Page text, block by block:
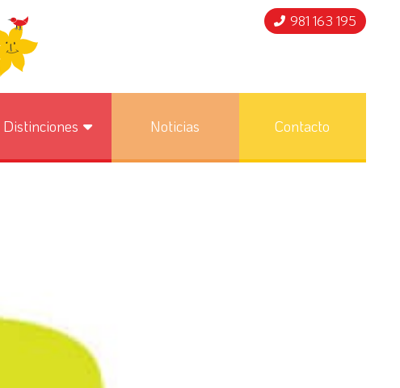
981 163 195
Distinciones Noticias Contacto